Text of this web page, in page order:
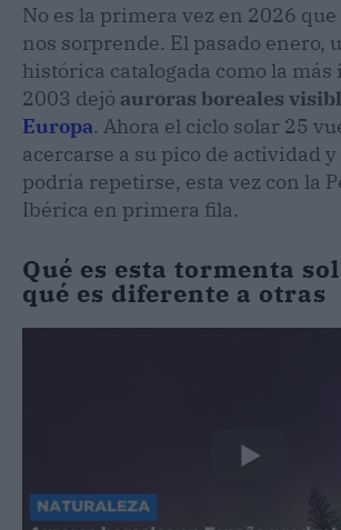
No es la primera vez en 2026
nos sorprende. El pasado enero,
histórica catalogada como la más
2003 dejó auroras boreales
Europa. Ahora el ciclo solar 25
acercarse a su pico de actividad
podría repetirse, esta vez con la
Ibérica en primera fila.
Qué es esta tormenta
qué es diferente a otras